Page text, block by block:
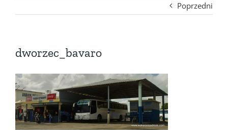
Poprzedni
dworzec_bavaro